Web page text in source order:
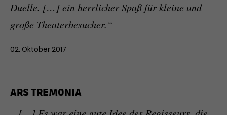
Duelle. […] ein herrlicher Spaß für kleine und
große Theaterbesucher.“
02. Oktober 2017
ARS TREMONIA